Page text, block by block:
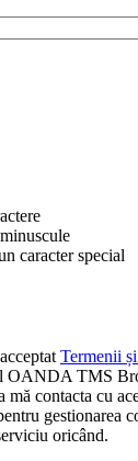
caracter special
Termenii
OANDA TMS
contacta cu
gestionarea
oricând.